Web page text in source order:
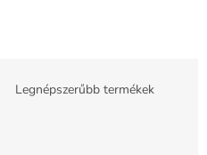
Legnépszerűbb termékek